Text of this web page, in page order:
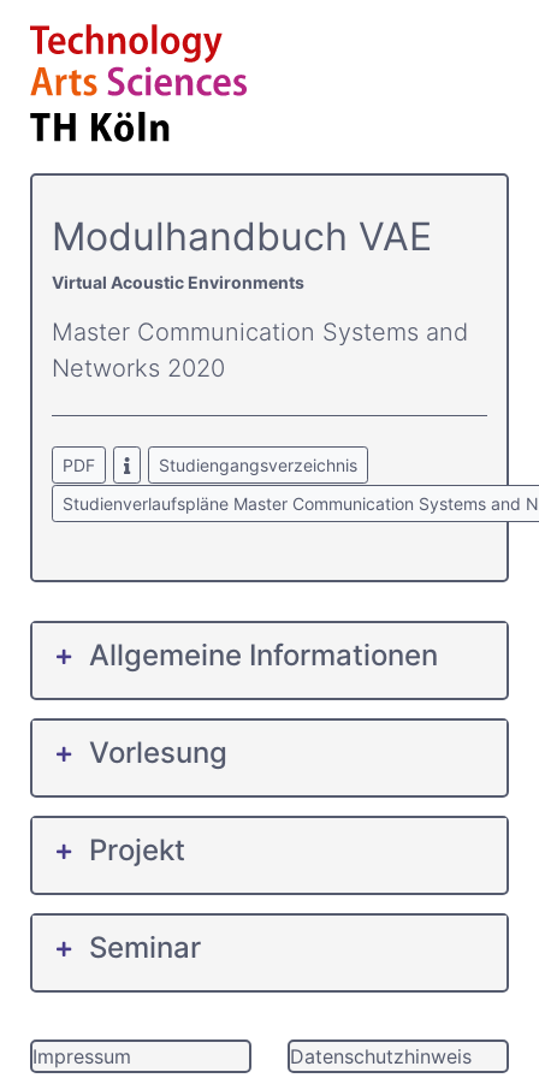
Modulhandbuch VAE
Virtual Acoustic Environments
Master Communication Systems and
Networks 2020
PDF
Studiengangsverzeichnis
Studienverlaufspläne Master Communication Systems and
Allgemeine Informationen
Vorlesung
Projekt
Seminar
Impressum Datenschutzhinweis